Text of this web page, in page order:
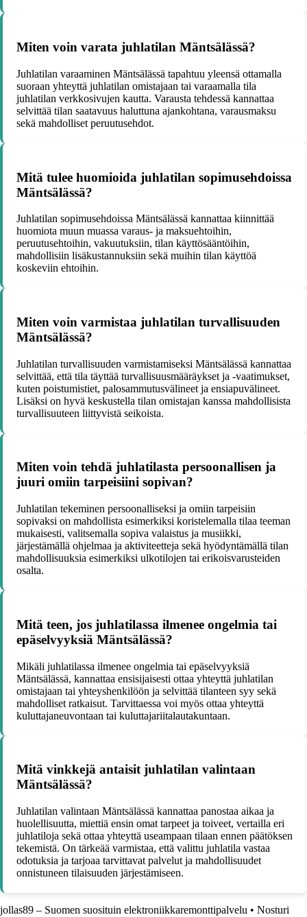
Miten voin varata juhlatilan Mäntsälässä?
Juhlatilan varaaminen Mäntsälässä tapahtuu yleensä ottamalla
suoraan yhteyttä juhlatilan omistajaan tai varaamalla tila
juhlatilan verkkosivujen kautta. Varausta tehdessä kannattaa
selvittää tilan saatavuus haluttuna ajankohtana, varausmaksu
sekä mahdolliset peruutusehdot.
Mitä tulee huomioida juhlatilan sopimusehdoissa
Mäntsälässä?
Juhlatilan sopimusehdoissa Mäntsälässä kannattaa kiinnittää
huomiota muun muassa varaus- ja maksuehtoihin,
peruutusehtoihin, vakuutuksiin, tilan käyttösääntöihin,
mahdollisiin lisäkustannuksiin sekä muihin tilan käyttöä
koskeviin ehtoihin.
Miten voin varmistaa juhlatilan turvallisuuden
Mäntsälässä?
Juhlatilan turvallisuuden varmistamiseksi Mäntsälässä kannattaa
selvittää, että tila täyttää turvallisuusmääräykset ja -vaatimukset,
kuten poistumistiet, palosammutusvälineet ja ensiapuvälineet.
Lisäksi on hyvä keskustella tilan omistajan kanssa mahdollisista
turvallisuuteen liittyvistä seikoista.
Miten voin tehdä juhlatilasta persoonallisen ja
juuri omiin tarpeisiini sopivan?
Juhlatilan tekeminen persoonalliseksi ja omiin tarpeisiin
sopivaksi on mahdollista esimerkiksi koristelemalla tilaa teeman
mukaisesti, valitsemalla sopiva valaistus ja musiikki,
järjestämällä ohjelmaa ja aktiviteetteja sekä hyödyntämällä tilan
mahdollisuuksia esimerkiksi ulkotilojen tai erikoisvarusteiden
osalta.
Mitä teen, jos juhlatilassa ilmenee ongelmia tai
epäselvyyksiä Mäntsälässä?
Mikäli juhlatilassa ilmenee ongelmia tai epäselvyyksiä
Mäntsälässä, kannattaa ensisijaisesti ottaa yhteyttä juhlatilan
omistajaan tai yhteyshenkilöön ja selvittää tilanteen syy sekä
mahdolliset ratkaisut. Tarvittaessa voi myös ottaa yhteyttä
kuluttajaneuvontaan tai kuluttajariitalautakuntaan.
Mitä vinkkejä antaisit juhlatilan valintaan
Mäntsälässä?
Juhlatilan valintaan Mäntsälässä kannattaa panostaa aikaa ja
huolellisuutta, miettiä ensin omat tarpeet ja toiveet, vertailla eri
juhlatiloja sekä ottaa yhteyttä useampaan tilaan ennen päätöksen
tekemistä. On tärkeää varmistaa, että valittu juhlatila vastaa
odotuksia ja tarjoaa tarvittavat palvelut ja mahdollisuudet
onnistuneen tilaisuuden järjestämiseen.
jollas89 – Suomen suosituin elektroniikkaremonttipalvelu • Nosturi